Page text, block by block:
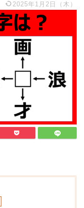
2025年1月2日（木）